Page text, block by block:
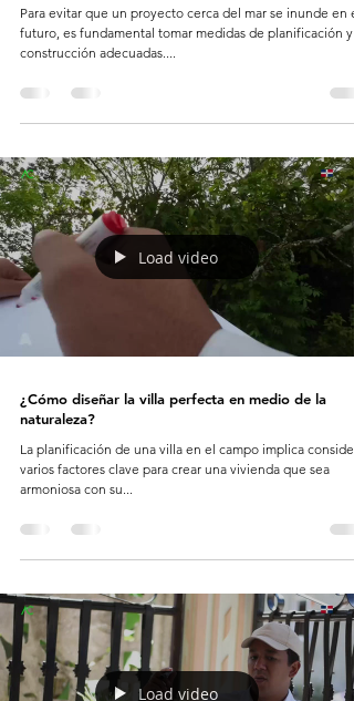
Para evitar que un proyecto cerca del mar se inunde en el
futuro, es fundamental tomar medidas de planificación y
construcción adecuadas....
Load video
¿Cómo diseñar la villa perfecta en medio de la
naturaleza?
La planificación de una villa en el campo implica
varios factores clave para crear una vivienda que sea
armoniosa con su...
Load video